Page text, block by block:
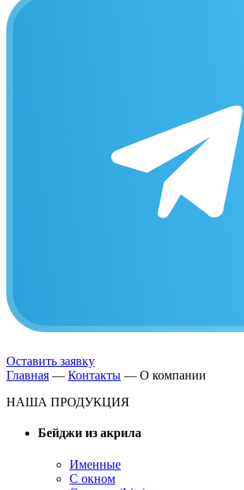
Оставить заявку
Главная — Контакты — О компании
НАША ПРОДУКЦИЯ
Бейджи из акрила
Именные
С окном